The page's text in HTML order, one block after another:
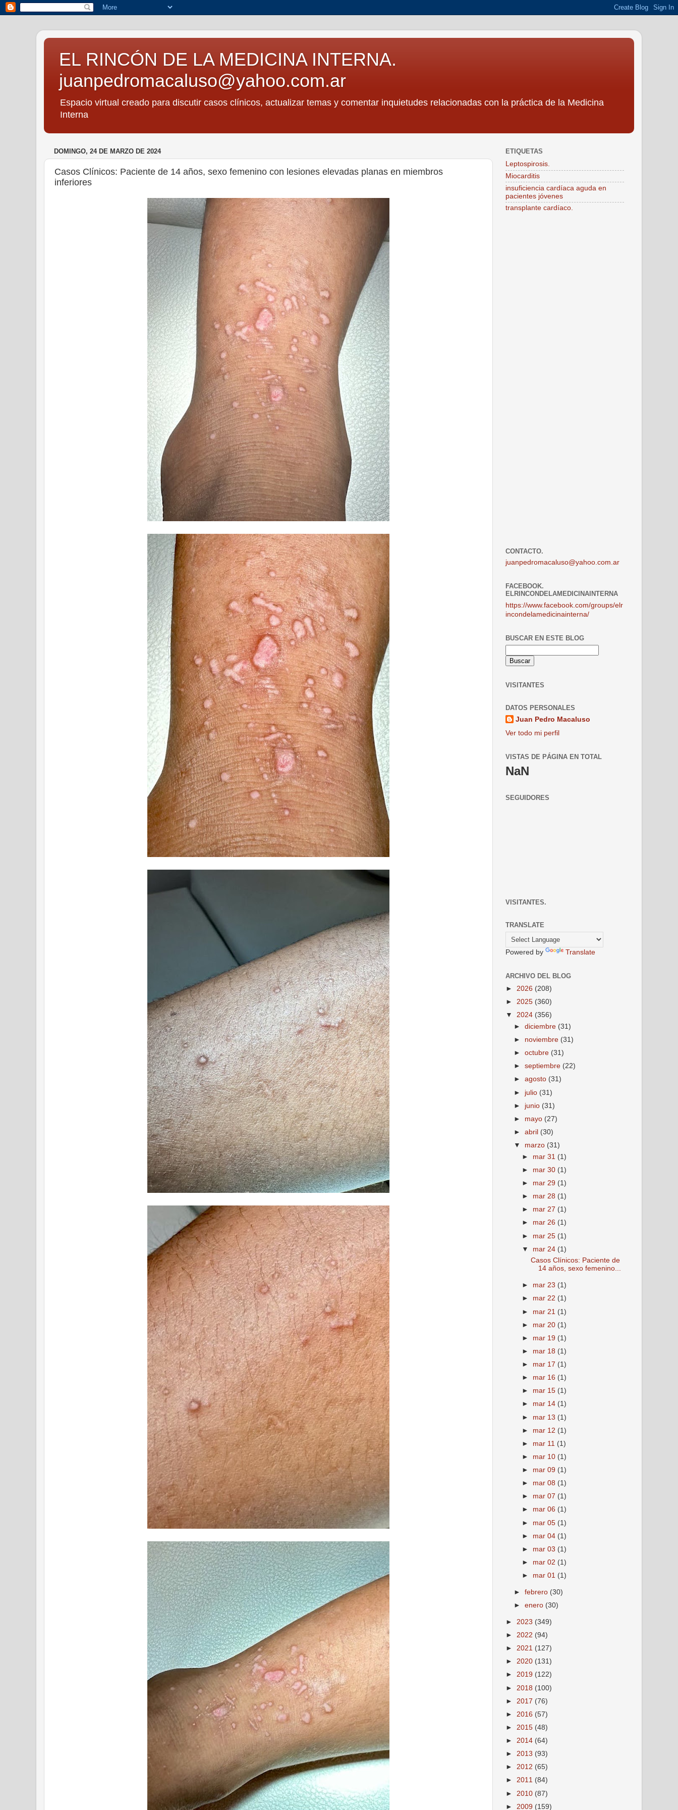
EL RINCÓN DE LA MEDICINA INTERNA.
juanpedromacaluso@yahoo.com.ar
Espacio virtual creado para discutir casos clínicos, actualizar temas y comentar inquietudes relacionadas con la práctica de la Medicina
Interna
DOMINGO, 24 DE MARZO DE 2024
Casos Clínicos: Paciente de 14 años, sexo femenino con lesiones elevadas planas en miembros
inferiores
ETIQUETAS
Leptospirosis.
Miocarditis
insuficiencia cardíaca aguda en
pacientes jóvenes
transplante cardíaco.
CONTACTO.
juanpedromacaluso@yahoo.com.ar
FACEBOOK.
ELRINCONDELAMEDICINAINTERNA
https://www.facebook.com/groups/elr
incondelamedicinainterna/
BUSCAR EN ESTE BLOG
VISITANTES
DATOS PERSONALES
Juan Pedro Macaluso
Ver todo mi perfil
VISTAS DE PÁGINA EN TOTAL
NaN
SEGUIDORES
VISITANTES.
TRANSLATE
Powered by Translate
ARCHIVO DEL BLOG
► 2026 (208)
► 2025 (360)
▼ 2024 (356)
►diciembre (31)
► noviembre (31)
►octubre (31)
►septiembre (22)
►agosto (31)
► julio (31)
► junio (31)
► mayo (27)
►abril (30)
▼ marzo (31)
► mar 31 (1)
► mar 30 (1)
► mar 29 (1)
► mar 28 (1)
► mar 27 (1)
► mar 26 (1)
► mar 25 (1)
▼ mar 24 (1)
Casos Clínicos: Paciente de
14 años, sexo femenino...
► mar 23 (1)
► mar 22 (1)
► mar 21 (1)
► mar 20 (1)
► mar 19 (1)
► mar 18 (1)
► mar 17 (1)
► mar 16 (1)
► mar 15 (1)
► mar 14 (1)
► mar 13 (1)
► mar 12 (1)
► mar 11 (1)
► mar 10 (1)
► mar 09 (1)
► mar 08 (1)
► mar 07 (1)
► mar 06 (1)
► mar 05 (1)
► mar 04 (1)
► mar 03 (1)
► mar 02 (1)
► mar 01 (1)
►febrero (30)
►enero (30)
► 2023 (349)
► 2022 (94)
► 2021 (127)
► 2020 (131)
► 2019 (122)
► 2018 (100)
► 2017 (76)
► 2016 (57)
► 2015 (48)
► 2014 (64)
► 2013 (93)
► 2012 (65)
► 2011 (84)
► 2010 (87)
► 2009 (159)